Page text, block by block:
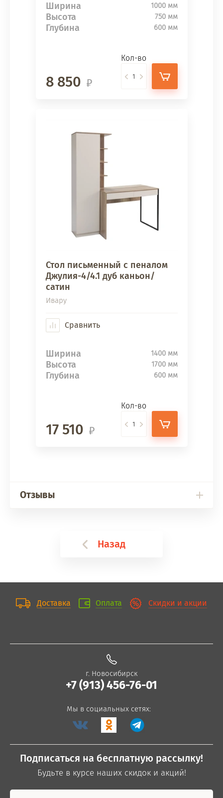
Ширина 1000 мм
Высота 750 мм
Глубина 600 мм
8 850
Кол-во
Стол письменный с пеналом
Джулия-4/4.1 дуб каньон/
сатин
Ивару
Сравнить
Ширина 1400 мм
Высота 1700 мм
Глубина 600 мм
17 510
Кол-во
Отзывы
Назад
Доставка Оплата Скидки и акции
г. Новосибирск
+7 (913) 456-76-01
Мы в социальных сетях:
Подписаться на бесплатную рассылку!
Будьте в курсе наших скидок и акций!